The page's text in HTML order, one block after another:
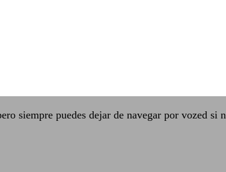
siempre puedes dejar de navegar por vozed si